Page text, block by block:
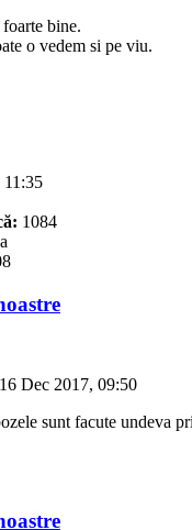
bine.
o vedem si pe viu.
11:35
1084
16 Dec 2017, 09:50
sunt facute undeva